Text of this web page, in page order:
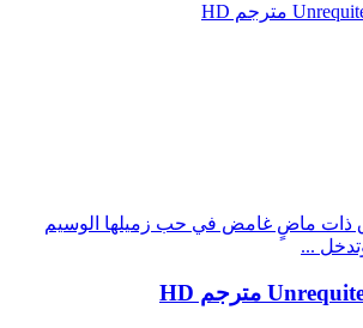
ذات ماضٍ غامض في حب زميلها الوسيم
...